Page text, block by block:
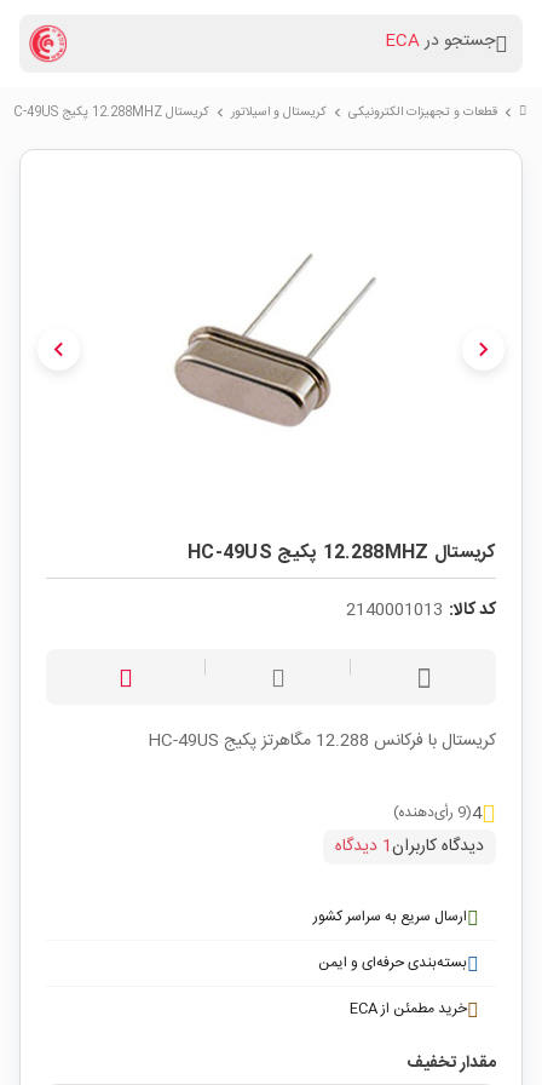
جستجو درECA
chevron_right قطعات و تجهیزات الکترونیکی chevron_right کریستال و اسیلاتور chevron_right کریستال 12.288MHZ پکیج HC-49US
chevron_left chevron_right
کریستال 12.288MHZ پکیج HC-49US
کد کالا: 2140001013
کریستال با فرکانس 12.288 مگاهرتز پکیج HC-49US
4(9 رأی‌دهنده)
دیدگاه کاربران1 دیدگاه
ارسال سریع به سراسر کشور
بسته‌بندی حرفه‌ای و ایمن
خرید مطمئن از ECA
مقدار تخفیف